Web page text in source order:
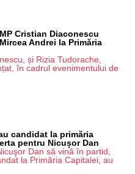
Cristian Diaconescu
Andrei la Primăria
și Rizia Tudorache,
în cadrul evenimentului de
candidat la primăria
pentru Nicușor Dan
Dan să vină în partid,
la Primăria Capitalei, au